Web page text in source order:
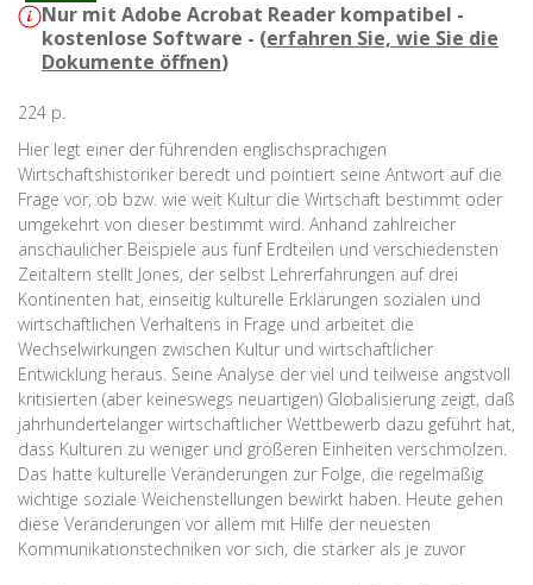
Nur mit Adobe Acrobat Reader kompatibel -
kostenlose Software - (erfahren Sie, wie Sie die
Dokumente öffnen)
224 p.
Hier legt einer der führenden englischsprachigen
Wirtschaftshistoriker beredt und pointiert seine Antwort auf die
Frage vor, ob bzw. wie weit Kultur die Wirtschaft bestimmt oder
umgekehrt von dieser bestimmt wird. Anhand zahlreicher
anschaulicher Beispiele aus fünf Erdteilen und verschiedensten
Zeitaltern stellt Jones, der selbst Lehrerfahrungen auf drei
Kontinenten hat, einseitig kulturelle Erklärungen sozialen und
wirtschaftlichen Verhaltens in Frage und arbeitet die
Wechselwirkungen zwischen Kultur und wirtschaftlicher
Entwicklung heraus. Seine Analyse der viel und teilweise angstvoll
kritisierten (aber keineswegs neuartigen) Globalisierung zeigt, daß
jahrhundertelanger wirtschaftlicher Wettbewerb dazu geführt hat,
dass Kulturen zu weniger und größeren Einheiten verschmolzen.
Das hatte kulturelle Veränderungen zur Folge, die regelmäßig
wichtige soziale Weichenstellungen bewirkt haben. Heute gehen
diese Veränderungen vor allem mit Hilfe der neuesten
Kommunikationstechniken vor sich, die stärker als je zuvor